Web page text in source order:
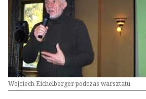
Wojciech Eichelberger podczas warsztatu